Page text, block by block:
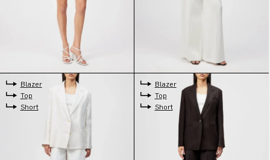
Blazer
Top
Short
Blazer
Top
Short